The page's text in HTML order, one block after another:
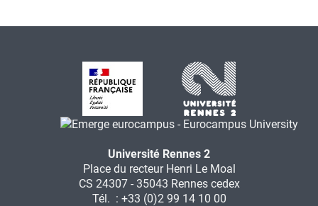
Université Rennes 2
Place du recteur Henri Le Moal
CS 24307 - 35043 Rennes cedex
Tél. : +33 (0)2 99 14 10 00